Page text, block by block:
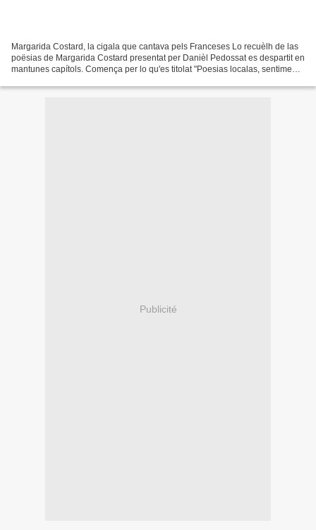
Margarida Costard, la cigala que cantava pels Franceses Lo recuèlh de las
poësias de Margarida Costard presentat per Danièl Pedossat es despartit en
mantunes capítols. Comença per lo qu'es titolat "Poesias localas, sentiments
Publicité